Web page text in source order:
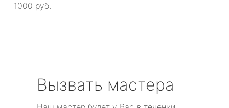
1000 руб.
Вызвать мастера